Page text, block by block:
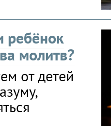
ребёнок
молитв?
от детей